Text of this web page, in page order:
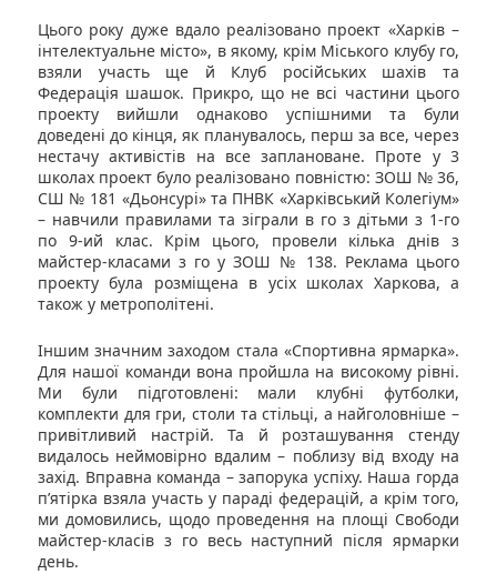
Цього року дуже вдало реалізовано проект «Харків –
інтелектуальне місто», в якому, крім Міського клубу го,
взяли участь ще й Клуб російських шахів та
Федерація шашок. Прикро, що не всі частини цього
проекту вийшли однаково успішними та були
доведені до кінця, як планувалось, перш за все, через
нестачу активістів на все заплановане. Проте у 3
школах проект було реалізовано повністю: ЗОШ № 36,
СШ № 181 «Дьонсурі» та ПНВК «Харківський Колегіум»
– навчили правилами та зіграли в го з дітьми з 1-го
по 9-ий клас. Крім цього, провели кілька днів з
майстер-класами з го у ЗОШ № 138. Реклама цього
проекту була розміщена в усіх школах Харкова, а
також у метрополітені.
Іншим значним заходом стала «Спортивна ярмарка».
Для нашої команди вона пройшла на високому рівні.
Ми були підготовлені: мали клубні футболки,
комплекти для гри, столи та стільці, а найголовніше –
привітливий настрій. Та й розташування стенду
видалось неймовірно вдалим – поблизу від входу на
захід. Вправна команда – запорука успіху. Наша горда
п’ятірка взяла участь у параді федерацій, а крім того,
ми домовились, щодо проведення на площі Свободи
майстер-класів з го весь наступний після ярмарки
день.